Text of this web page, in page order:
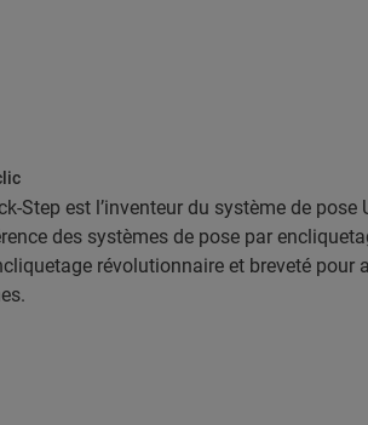
Step est l’inventeur du système de pose
des systèmes de pose par
révolutionnaire et breveté